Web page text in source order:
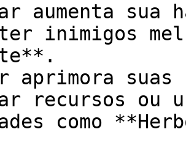
aumenta sua
inimigos
aprimora
recursos ou
como